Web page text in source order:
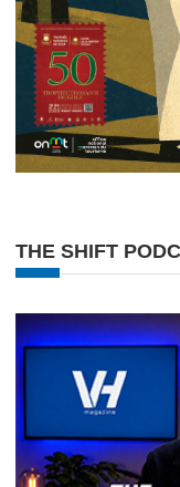
THE SHIFT